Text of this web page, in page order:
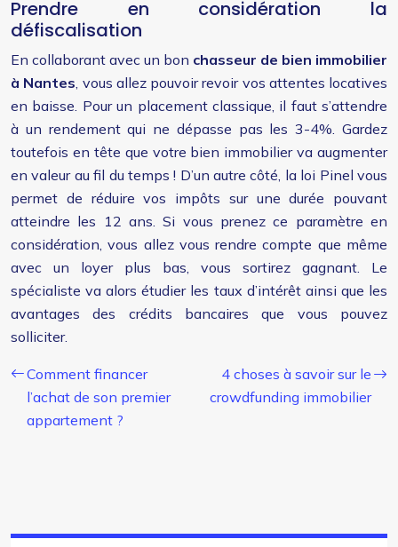
Prendre en considération la
défiscalisation
En collaborant avec un bon chasseur de bien immobilier
à Nantes , vous allez pouvoir revoir vos attentes locatives
en baisse. Pour un placement classique, il faut s’attendre
à un rendement qui ne dépasse pas les 3-4%. Gardez
toutefois en tête que votre bien immobilier va augmenter
en valeur au fil du temps ! D’un autre côté, la loi Pinel vous
permet de réduire vos impôts sur une durée pouvant
atteindre les 12 ans. Si vous prenez ce paramètre en
considération, vous allez vous rendre compte que même
avec un loyer plus bas, vous sortirez gagnant. Le
spécialiste va alors étudier les taux d’intérêt ainsi que les
avantages des crédits bancaires que vous pouvez
solliciter.
Comment financer
l’achat de son premier
appartement ?
4 choses à savoir sur le
crowdfunding immobilier